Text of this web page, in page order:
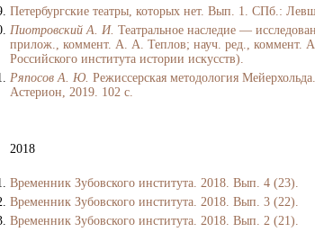
Петербургские театры, которых нет. Вып. 1. СПб.:
Пиотровский А. И. Театральное наследие —
прилож., коммент. А. А. Теплов; науч. ред., коммент.
Российского института истории искусств).
Ряпосов А. Ю.Режиссерская методология
Астерион, 2019. 102 с.
2018
Временник Зубовского института. 2018. Вып. 4 (23).
Временник Зубовского института. 2018. Вып. 3 (22).
Временник Зубовского института. 2018. Вып. 2 (21).